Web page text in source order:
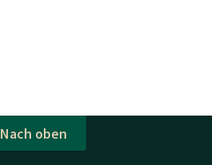
Nach oben